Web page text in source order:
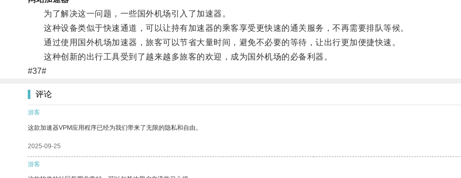
为了解决这一问题，一些国外机场引入了加速器。
这种设备类似于快速通道，可以让持有加速器的乘客享受更快速的通关服务，不再需要排队等候。
通过使用国外机场加速器，旅客可以节省大量时间，避免不必要的等待，让出行更加便捷快速。
这种创新的出行工具受到了越来越多旅客的欢迎，成为国外机场的必备利器。
#37#
评论
游客
这款加速器VPM应用程序已经为我们带来了无限的隐私和自由。
2025-09-25
游客